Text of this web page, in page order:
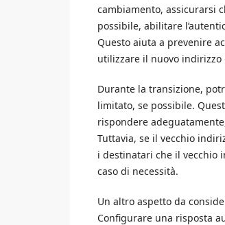
cambiamento, assicurarsi
possibile, abilitare
Questo aiuta a prevenire
utilizzare il nuovo indirizzo
Durante la transizione,
limitato, se possibile.
rispondere
Tuttavia, se il vecchio
i destinatari che il vecchio
caso di necessità.
Un altro aspetto da
Configurare una risposta